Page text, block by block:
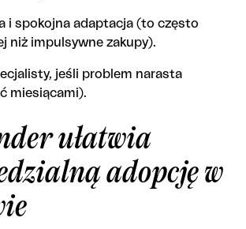
i spokojna adaptacja (to często
niż impulsywne zakupy).
jeśli problem narasta
miesiącami).
ułatwia
adopcję w